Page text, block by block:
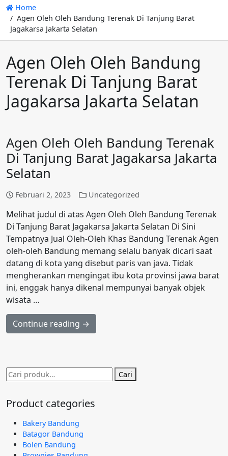
Home
Agen Oleh Oleh Bandung Terenak Di Tanjung Barat
Jagakarsa Jakarta Selatan
Agen Oleh Oleh Bandung
Terenak Di Tanjung Barat
Jagakarsa Jakarta Selatan
Agen Oleh Oleh Bandung Terenak
Di Tanjung Barat Jagakarsa Jakarta
Selatan
Februari 2, 2023 Uncategorized
Melihat judul di atas Agen Oleh Oleh Bandung Terenak
Di Tanjung Barat Jagakarsa Jakarta Selatan Di Sini
Tempatnya Jual Oleh-Oleh Khas Bandung Terenak Agen
oleh-oleh Bandung memang selalu banyak dicari saat
datang di kota yang disebut paris van java. Tidak
mengherankan mengingat ibu kota provinsi jawa barat
ini, enggak hanya dikenal mempunyai banyak objek
wisata …
Continue reading →
Pencarian
untuk:
Cari
Product categories
Bakery Bandung
Batagor Bandung
Bolen Bandung